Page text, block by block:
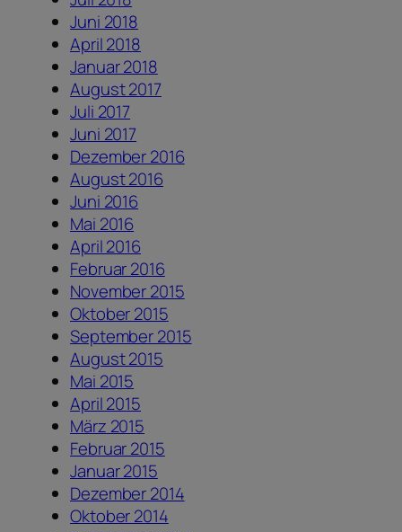
Juni 2018
April 2018
Januar 2018
August 2017
Juli 2017
Juni 2017
Dezember 2016
August 2016
Juni 2016
Mai 2016
April 2016
Februar 2016
November 2015
Oktober 2015
September 2015
August 2015
Mai 2015
April 2015
März 2015
Februar 2015
Januar 2015
Dezember 2014
Oktober 2014